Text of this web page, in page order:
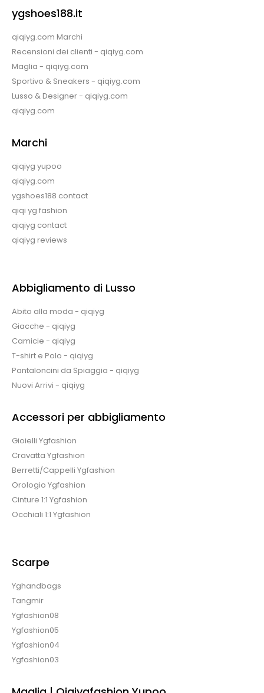
ygshoes188.it
qiqiyg.com Marchi
Recensioni dei clienti - qiqiyg.com
Maglia - qiqiyg.com
Sportivo & Sneakers - qiqiyg.com
Lusso & Designer - qiqiyg.com
qiqiyg.com
Marchi
qiqiyg yupoo
qiqiyg.com
ygshoes188 contact
qiqi yg fashion
qiqiyg contact
qiqiyg reviews
Abbigliamento di Lusso
Abito alla moda - qiqiyg
Giacche - qiqiyg
Camicie - qiqiyg
T-shirt e Polo - qiqiyg
Pantaloncini da Spiaggia - qiqiyg
Nuovi Arrivi - qiqiyg
Accessori per abbigliamento
Gioielli Ygfashion
Cravatta Ygfashion
Berretti/Cappelli Ygfashion
Orologio Ygfashion
Cinture 1:1 Ygfashion
Occhiali 1:1 Ygfashion
Scarpe
Yghandbags
Tangmir
Ygfashion08
Ygfashion05
Ygfashion04
Ygfashion03